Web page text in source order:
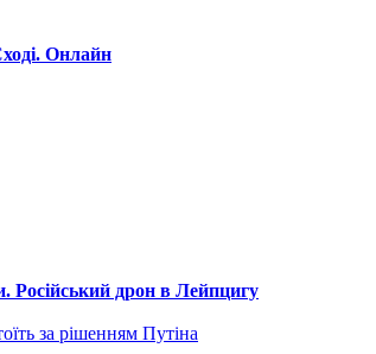
Онлайн
Російський дрон в Лейпцигу
за рішенням Путіна